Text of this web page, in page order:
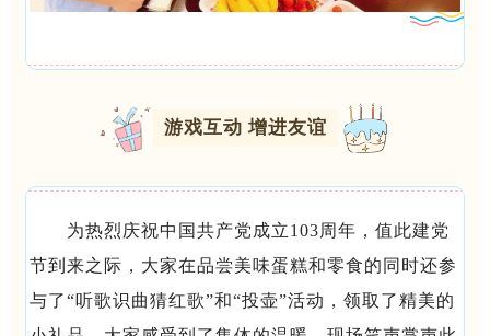
游戏互动 增进友谊
为热烈庆祝中国共产党成立103周年，值此建党
节到来之际，大家在品尝美味蛋糕和零食的同时还参
与了“听歌识曲猜红歌”和“投壶”活动，领取了精美的